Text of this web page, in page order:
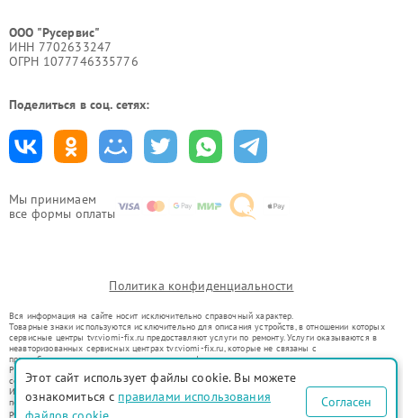
Мы принимаем
все формы оплаты
ООО "Русервис"
ИНН 7702633247
ОГРН 1077746335776
Поделиться в соц. сетях:
Политика конфиденциальности
Вся информация на сайте носит исключительно справочный характер.
Товарные знаки используются исключительно для описания устройств, в отношении которых
сервисные центры tvr.viomi-fix.ru предоставляют услуги по ремонту. Услуги оказываются в
неавторизованных сервисных центрах tvr.viomi-fix.ru, которые не связаны с
правообладателями товарных знаков или их официальными представителями.
Ремонт осуществляется для устройств, уже введенных в гражданский оборот в соответствии
со статьей 1487 ГК РФ.
Использование товарных знаков не преследует цели индивидуализации услуг или введения
потребителей в заблуждение, а служит для информирования о предоставляемых услугах по
ремонту техники указанных брендов.
Этот сайт использует файлы cookie. Вы можете
ознакомиться с правилами использования
Согласен